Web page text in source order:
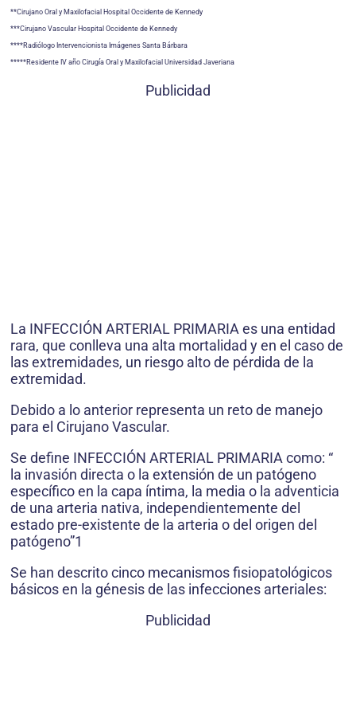
**Cirujano Oral y Maxilofacial Hospital Occidente de Kennedy
***Cirujano Vascular Hospital Occidente de Kennedy
****Radiólogo Intervencionista Imágenes Santa Bárbara
*****Residente IV año Cirugía Oral y Maxilofacial Universidad Javeriana
Publicidad
La INFECCIÓN ARTERIAL PRIMARIA es una entidad
rara, que conlleva una alta mortalidad y en el caso de
las extremidades, un riesgo alto de pérdida de la
extremidad.
Debido a lo anterior representa un reto de manejo
para el Cirujano Vascular.
Se define INFECCIÓN ARTERIAL PRIMARIA como: “
la invasión directa o la extensión de un patógeno
específico en la capa íntima, la media o la adventicia
de una arteria nativa, independientemente del
estado pre-existente de la arteria o del origen del
patógeno”1
Se han descrito cinco mecanismos fisiopatológicos
básicos en la génesis de las infecciones arteriales:
Publicidad